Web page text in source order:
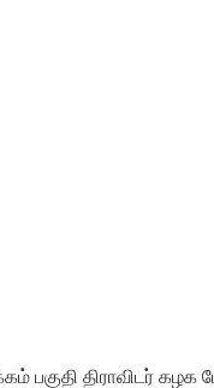
பகுதி திராவிடர்